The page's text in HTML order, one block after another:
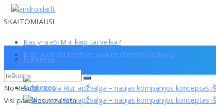
SKAITOMIAUSI
Kas yra eSIM ir kaip tai veikia?
Kaip Android telefone sukurti darbinę paskyrą
No Result
Visi paieškos rezultatai
Naujienos
Naujienos